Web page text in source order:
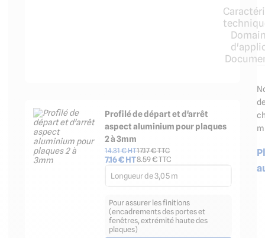
Profilé de départ et d'arrêt
aspect aluminium pour plaques
2 à 3mm
14.31€ HT
7.16€ HT
17.17€ TTC
8.59€ TTC
Longueur de 3,05 m
Pour assurer les finitions
(encadrements des portes et
fenêtres, extrémité haute des
plaques)